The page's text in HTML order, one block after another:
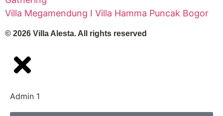
Villa Megamendung I Villa Hamma Puncak Bogor
© 2026 Villa Alesta. All rights reserved
Admin 1